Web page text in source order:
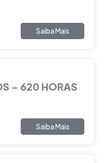
Saiba Mais
– 620 HORAS
Saiba Mais